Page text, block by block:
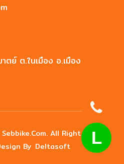
ย์ ต.ในเมือง อ.เมือง
Sebbike.com. All Right
By Deltasoft L